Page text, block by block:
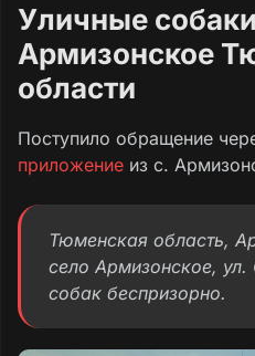
Уличные
Армизонское
области
Поступило обращение
приложение из с.
Тюменская область,
село Армизонское, ул.
собак беспризорно.